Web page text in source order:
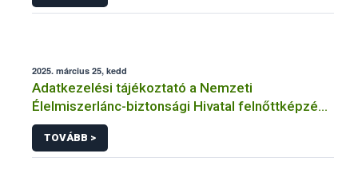
2025. március 25, kedd
Adatkezelési tájékoztató a Nemzeti
Élelmiszerlánc-biztonsági Hivatal felnőttképzési
tevékenységéhez kapcsolódó adatkezeléséhez
TOVÁBB >